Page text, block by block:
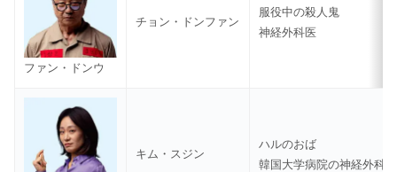
ファン・ドンウ
チョン・ドンファン
服役中の殺人鬼
神経外科医
キム・スジン
ハルのおば
韓国大学病院の神経外科医